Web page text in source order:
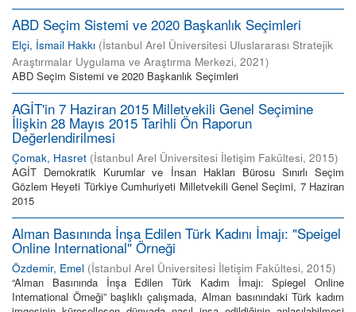
ABD Seçim Sistemi ve 2020 Başkanlık Seçimleri
Elçi, İsmail Hakkı (İstanbul Arel Üniversitesi Uluslararası Stratejik
Araştırmalar Uygulama ve Araştırma Merkezi, 2021)
ABD Seçim Sistemi ve 2020 Başkanlık Seçimleri
AGİT'in 7 Haziran 2015 Milletvekili Genel Seçimine
İlişkin 28 Mayıs 2015 Tarihli Ön Raporun
Değerlendirilmesi
Çomak, Hasret (İstanbul Arel Üniversitesi İletişim Fakültesi, 2015)
AGİT Demokratik Kurumlar ve İnsan Hakları Bürosu Sınırlı Seçim
Gözlem Heyeti Türkiye Cumhuriyeti Milletvekili Genel Seçimi, 7 Haziran
2015
Alman Basınında İnşa Edilen Türk Kadını İmajı: "Speigel
Online International" Örneği
Özdemir, Emel (İstanbul Arel Üniversitesi İletişim Fakültesi, 2015)
“Alman Basınında İnşa Edilen Türk Kadım İmajı: Spiegel Online
International Örneği” başlıklı çalışmada, Alman basınındaki Türk kadım